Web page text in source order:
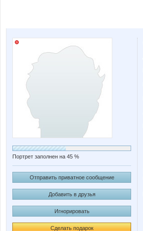
Портрет заполнен на 45 %
Отправить приватное сообщение
Добавить в друзья
Игнорировать
Сделать подарок